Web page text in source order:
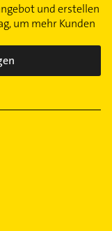
und erstellen
um mehr Kunden